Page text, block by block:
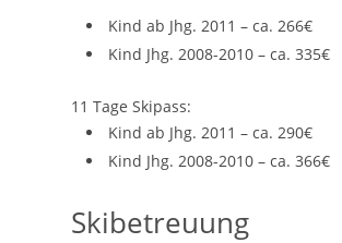
Kind ab Jhg. 2011 – ca. 266€
Kind Jhg. 2008-2010 – ca. 335€
11 Tage Skipass:
Kind ab Jhg. 2011 – ca. 290€
Kind Jhg. 2008-2010 – ca. 366€
Skibetreuung